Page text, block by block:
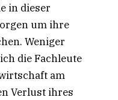
in dieser
um ihre
Weniger
die Fachleute
am
Verlust ihres